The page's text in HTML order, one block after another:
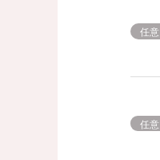
任意
任意